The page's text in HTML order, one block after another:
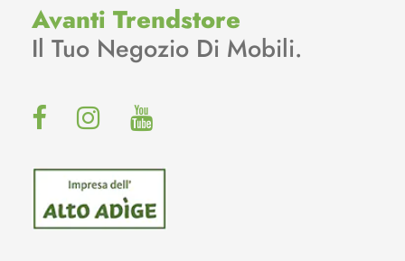
Avanti Trendstore
Il Tuo Negozio Di Mobili.